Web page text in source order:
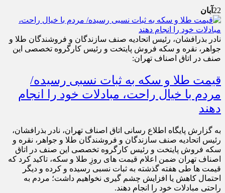
22 آبان
نادر بذرافشان، رئیس اتحادیه صنف سازندگان و فروشندگان طلا و
جواهر، نقره و سکه فروش پایتخت و رئیس کارگروه تخصصی این
صنف در اتاق اصناف تهران:
قیمت طلا و سکه به ثبات نسبی رسیده/
مردم با خیال راحت، مبادلات خود را انجام
دهند
به گزارش پایگاه اطلاع رسانی اتاق اصناف تهران، نادر بذرافشان،
رئیس اتحادیه صنف سازندگان و فروشندگان طلا و جواهر، نقره و
سکه فروش پایتخت و رئیس کارگروه تخصصی این صنف در اتاق
اصناف تهران ضمن اعلام قیمت های روزِ طلا و سکه، تاکید کرد که
قیمت ها طی هفته گذشته به ثبات نسبی رسیده و کرده و دیگر
احتمال کاهش یا افزایش چشم گیری نخواهیم داشت؛ مردم به
راحتی مبادلات خود را انجام دهند.